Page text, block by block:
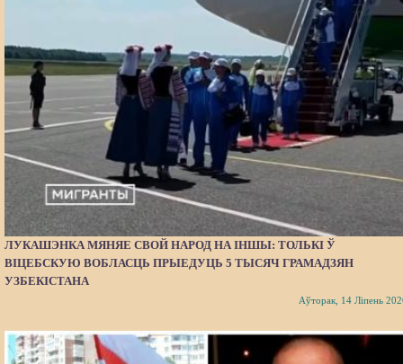
ЛУКАШЭНКА МЯНЯЕ СВОЙ НАРОД НА ІНШЫ: ТОЛЬКІ Ў
ВІЦЕБСКУЮ ВОБЛАСЦЬ ПРЫЕДУЦЬ 5 ТЫСЯЧ ГРАМАДЗЯН
УЗБЕКІСТАНА
Аўторак, 14 Ліпень